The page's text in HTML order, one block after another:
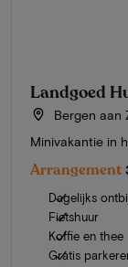
Landgoed
Bergen aan
Minivakantie in
Arrangement
Dagelijks
Fietshuur
Koffie en thee
Gratis